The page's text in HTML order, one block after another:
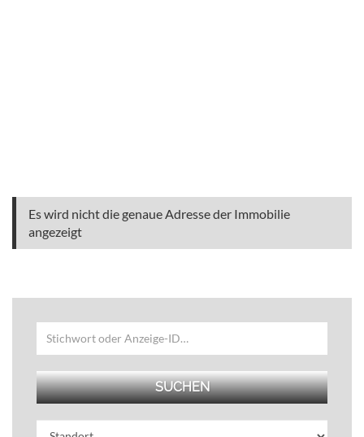
Es wird nicht die genaue Adresse der Immobilie
angezeigt